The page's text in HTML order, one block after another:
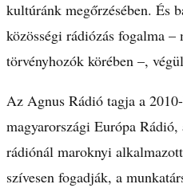
kultúránk megőrzésében. És
közösségi rádiózás fogalma –
törvényhozók körében –,
Az Agnus Rádió tagja a
magyarországi Európa
rádiónál maroknyi
szívesen fogadják, a